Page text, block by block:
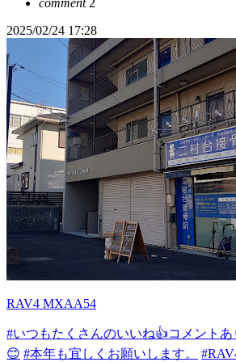
2025/02/24 17:28
RAV4 MXAA54
#いつもたくさんのいいね👍コメント
😊 #本年も宜しくお願いします。